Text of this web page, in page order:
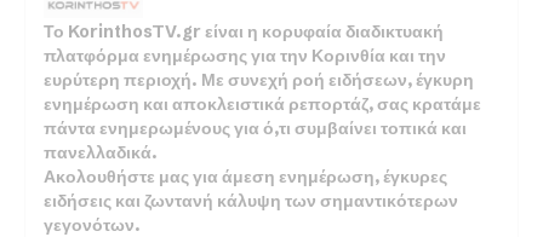
Το KorinthosTV.gr είναι η κορυφαία διαδικτυακή
πλατφόρμα ενημέρωσης για την Κορινθία και την
ευρύτερη περιοχή. Με συνεχή ροή ειδήσεων, έγκυρη
ενημέρωση και αποκλειστικά ρεπορτάζ, σας κρατάμε
πάντα ενημερωμένους για ό,τι συμβαίνει τοπικά και
πανελλαδικά.
Ακολουθήστε μας για άμεση ενημέρωση, έγκυρες
ειδήσεις και ζωντανή κάλυψη των σημαντικότερων
γεγονότων.